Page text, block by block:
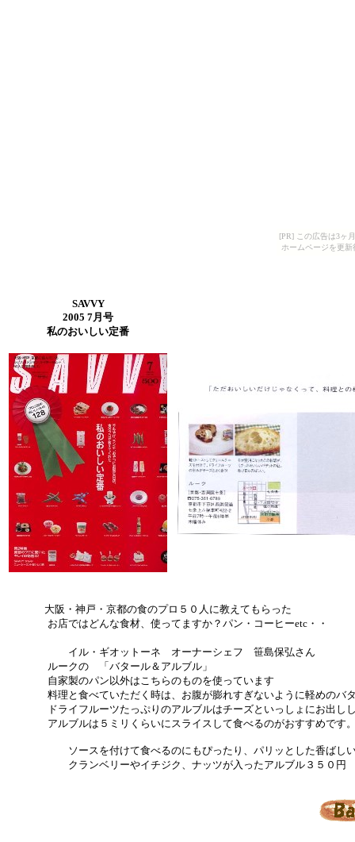
[PR] この広告は3ヶ
ホームページを更
SAVVY
2005 7月号
私のおいしい定番
大阪・神戸・京都の食のプロ５０人に教えてもらった
お店ではどんな食材、使ってますか？パン・コーヒーetc・・
イル・ギオットーネ オーナーシェフ 笹島保弘さん
ルークの 「バタール＆アルブル」
自家製のパン以外はこちらのものを使っています
料理と食べていただく時は、お腹が膨れすぎないように軽めのバ
ドライフルーツたっぷりのアルブルはチーズといっしょにお出し
アルブルは５ミリくらいにスライスして食べるのがおすすめです
ソースを付けて食べるのにもぴったり、パリッとした香ばしい
クランベリーやイチジク、ナッツが入ったアルブル３５０円